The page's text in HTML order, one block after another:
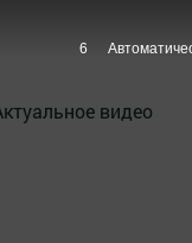
видео
5